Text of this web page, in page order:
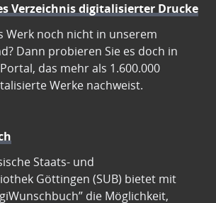
Verzeichnis digitalisierter Drucke
Werk noch nicht in unserem
Dann probieren Sie es doch in
das mehr als 1.600.000
Werke nachweist.
Staats- und
Göttingen (SUB) bietet mit
die Möglichkeit,